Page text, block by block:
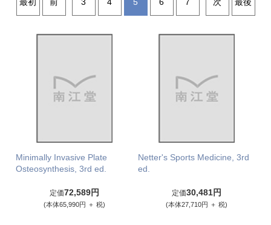
Minimally Invasive Plate
Osteosynthesis, 3rd ed.
定価72,589円
(本体65,990円 ＋ 税)
Netter's Sports Medicine, 3rd
ed.
定価30,481円
(本体27,710円 ＋ 税)